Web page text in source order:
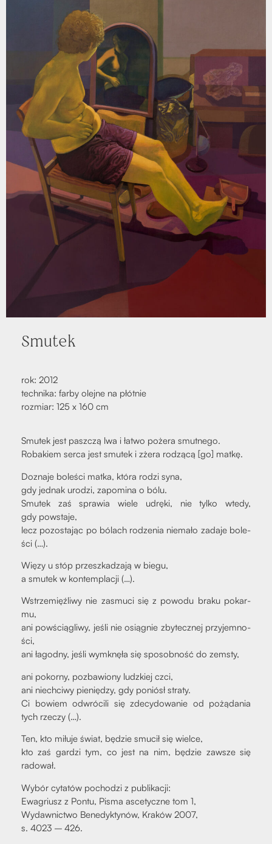
Smu­tek
rok: 2012
tech­ni­ka: far­by olej­ne na płót­nie
roz­miar: 125 x 160 cm
Smu­tek jest pasz­czą lwa i łatwo poże­ra smut­ne­go.
Roba­kiem ser­ca jest smu­tek i zże­ra rodzą­cą [go] mat­kę.
Dozna­je bole­ści mat­ka, któ­ra rodzi syna,
gdy jed­nak uro­dzi, zapo­mi­na o bólu.
Smu­tek zaś spra­wia wie­le udrę­ki, nie tyl­ko wte­dy,
gdy powsta­je,
lecz pozo­sta­jąc po bólach rodze­nia nie­ma­ło zada­je bole­
ści (…).
Wię­zy u stóp prze­szka­dza­ją w bie­gu,
a smu­tek w kon­tem­pla­cji (…).
Wstrze­mięź­li­wy nie zasmu­ci się z powo­du bra­ku pokar­
mu,
ani powścią­gli­wy, jeśli nie osią­gnie zby­tecz­nej przy­jem­no­
ści,
ani łagod­ny, jeśli wymknę­ła się spo­sob­ność do zemsty,
ani pokor­ny, pozba­wio­ny ludz­kiej czci,
ani nie­chci­wy pie­nię­dzy, gdy poniósł stra­ty.
Ci bowiem odwró­ci­li się zde­cy­do­wa­nie od pożą­da­nia
tych rze­czy (…).
Ten, kto miłu­je świat, będzie smu­cił się wiel­ce,
kto zaś gar­dzi tym, co jest na nim, będzie zawsze się
rado­wał.
Wybór cyta­tów pocho­dzi z publi­ka­cji:
Ewa­griusz z Pon­tu, Pisma asce­tycz­ne tom 1,
Wydaw­nic­two Bene­dyk­ty­nów, Kra­ków 2007,
s. 4023 – 426.